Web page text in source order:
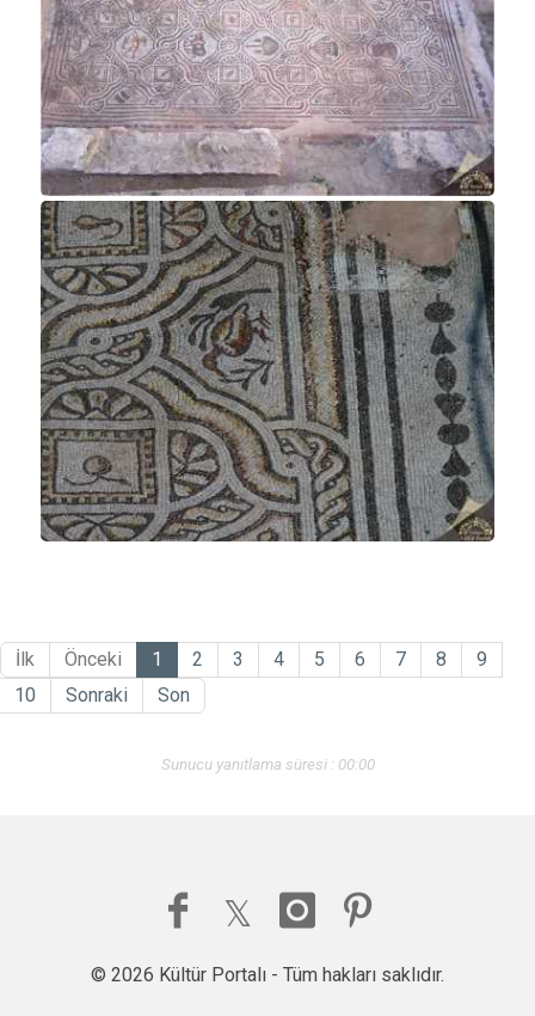
İlk Önceki 1 2 3 4 5 6 7 8
9
10
Sonraki Son
Sunucu yanıtlama süresi : 00:00
© 2026 Kültür Portalı - Tüm hakları saklıdır.